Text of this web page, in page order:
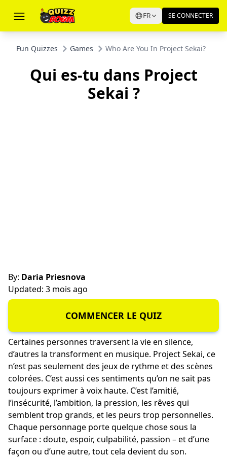
FR SE CONNECTER
Fun Quizzes Games Who Are You In Project Sekai?
Qui es-tu dans Project
Sekai ?
By: Daria Priesnova
Updated: 3 mois ago
COMMENCER LE QUIZ
Certaines personnes traversent la vie en silence,
d’autres la transforment en musique. Project Sekai, ce
n’est pas seulement des jeux de rythme et des scènes
colorées. C’est aussi ces sentiments qu’on ne sait pas
toujours exprimer à voix haute. C’est l’amitié,
l’insécurité, l’ambition, la pression, les rêves qui
semblent trop grands, et les peurs trop personnelles.
Chaque personnage porte quelque chose sous la
surface : doute, espoir, culpabilité, passion – et d’une
façon ou d’une autre, tout cela devient du son.